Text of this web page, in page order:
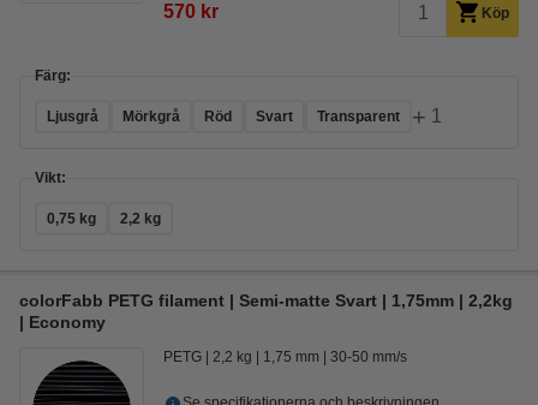
570 kr Köp
Färg:
Ljusgrå Mörkgrå Röd Svart Transparent + 1
Vikt:
0,75 kg 2,2 kg
colorFabb PETG filament | Semi-matte Svart | 1,75mm | 2,2kg
| Economy
PETG 2,2 kg 1,75 mm 30-50 mm/s